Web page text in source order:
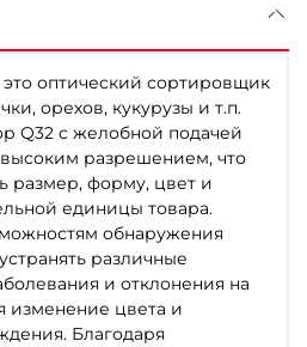
оптический сортировщик
орехов, кукурузы и т.п.
Q32 с желобной подачей
разрешением, что
размер, форму, цвет и
единицы товара.
обнаружения
различные
и отклонения на
изменение цвета и
Благодаря